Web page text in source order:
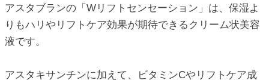
アスタブランの「Wリフトセンセーション」は、保湿よ
りもハリやリフトケア効果が期待できるクリーム状美容
液です。
アスタキサンチンに加えて、ビタミンCやリフトケア成